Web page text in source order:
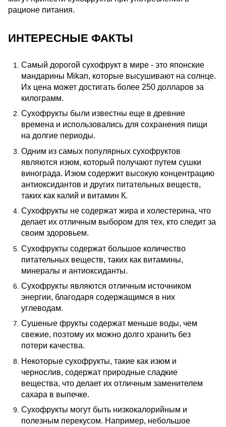
рационе питания.
ИНТЕРЕСНЫЕ ФАКТЫ
Самый дорогой сухофрукт в мире - это японские
мандарины Mikan, которые высушивают на солнце.
Их цена может достигать более 250 долларов за
килограмм.
Сухофрукты были известны еще в древние
времена и использовались для сохранения пищи
на долгие периоды.
Одним из самых популярных сухофруктов
являются изюм, который получают путем сушки
винограда. Изюм содержит высокую концентрацию
антиоксидантов и других питательных веществ,
таких как калий и витамин К.
Сухофрукты не содержат жира и холестерина, что
делает их отличным выбором для тех, кто следит за
своим здоровьем.
Сухофрукты содержат большое количество
питательных веществ, таких как витамины,
минералы и антиоксиданты.
Сухофрукты являются отличным источником
энергии, благодаря содержащимся в них
углеводам.
Сушеные фрукты содержат меньше воды, чем
свежие, поэтому их можно долго хранить без
потери качества.
Некоторые сухофрукты, такие как изюм и
чернослив, содержат природные сладкие
вещества, что делает их отличным заменителем
сахара в выпечке.
Сухофрукты могут быть низкокалорийным и
полезным перекусом. Например, небольшое